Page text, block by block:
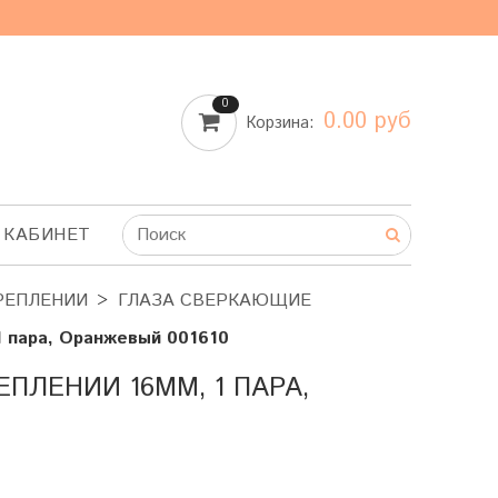
0
Корзина: 0.00 руб
ГЛАЗА СВЕРКАЮЩИЕ
Оранжевый 001610
16ММ, 1 ПАРА,